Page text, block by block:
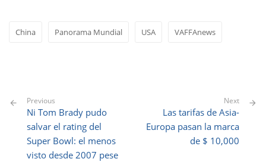
China Panorama Mundial USA VAFFAnews
Previous
Ni Tom Brady pudo
salvar el rating del
Super Bowl: el menos
visto desde 2007 pese
Next
Las tarifas de Asia-
Europa pasan la marca
de $ 10,000